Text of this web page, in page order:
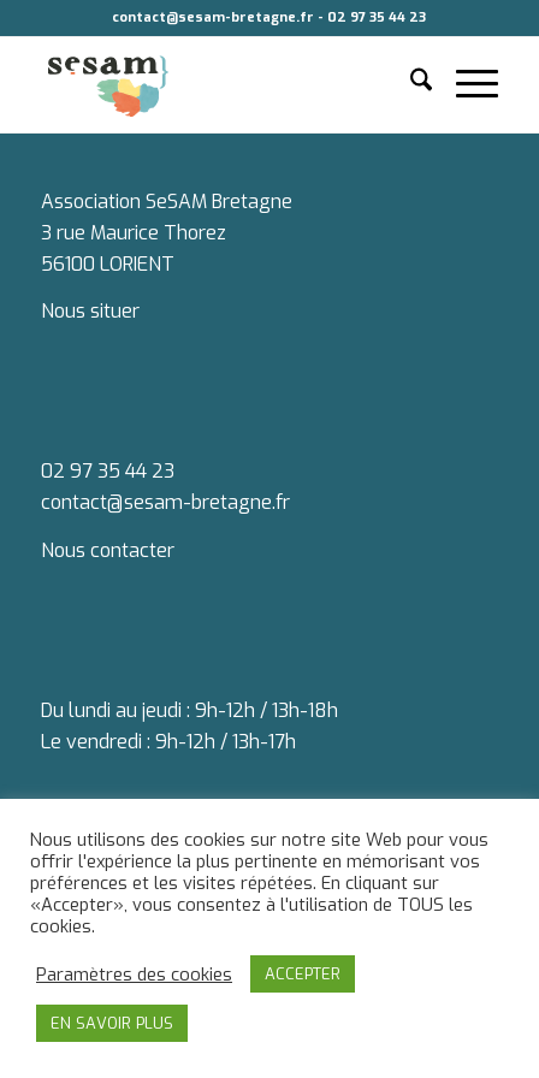
contact@sesam-bretagne.fr - 02 97 35 44 23
Association SeSAM Bretagne
3 rue Maurice Thorez
56100 LORIENT
Nous situer
02 97 35 44 23
contact@sesam-bretagne.fr
Nous contacter
Du lundi au jeudi : 9h-12h / 13h-18h
Le vendredi : 9h-12h / 13h-17h
SESAM Bretagne |Mentions légales| Réalisé par l'Association Défis
Nous utilisons des cookies sur notre site Web pour vous
offrir l'expérience la plus pertinente en mémorisant vos
préférences et les visites répétées. En cliquant sur
«Accepter», vous consentez à l'utilisation de TOUS les
cookies.
Paramètres des cookies
ACCEPTER
EN SAVOIR PLUS